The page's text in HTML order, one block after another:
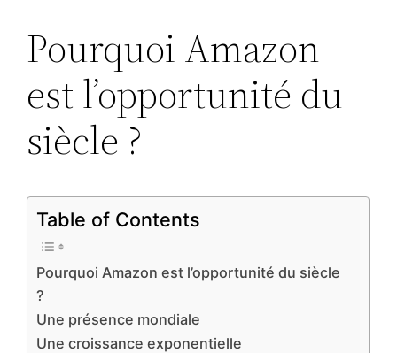
Pourquoi Amazon
est l’opportunité du
siècle ?
Table of Contents
Pourquoi Amazon est l’opportunité du siècle
?
Une présence mondiale
Une croissance exponentielle